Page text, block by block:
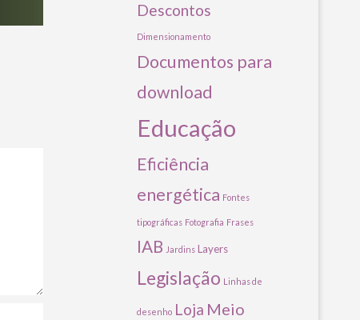
Descontos
Dimensionamento
Documentos para
download
Educação
Eficiência
energética Fontes
tipográficas Fotografia Frases
IAB Jardins Layers
Legislação Linhas de
desenho Loja Meio